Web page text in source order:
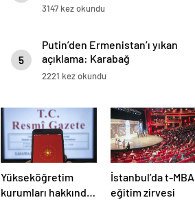
3147 kez okundu
5
Putin’den Ermenistan’ı yıkan
açıklama: Karabağ
Azerbaycan’ın ayrılmaz bir
2221 kez okundu
Yükseköğretim
kurumları hakkında
İstanbul’da t-MBA
eğitim zirvesi